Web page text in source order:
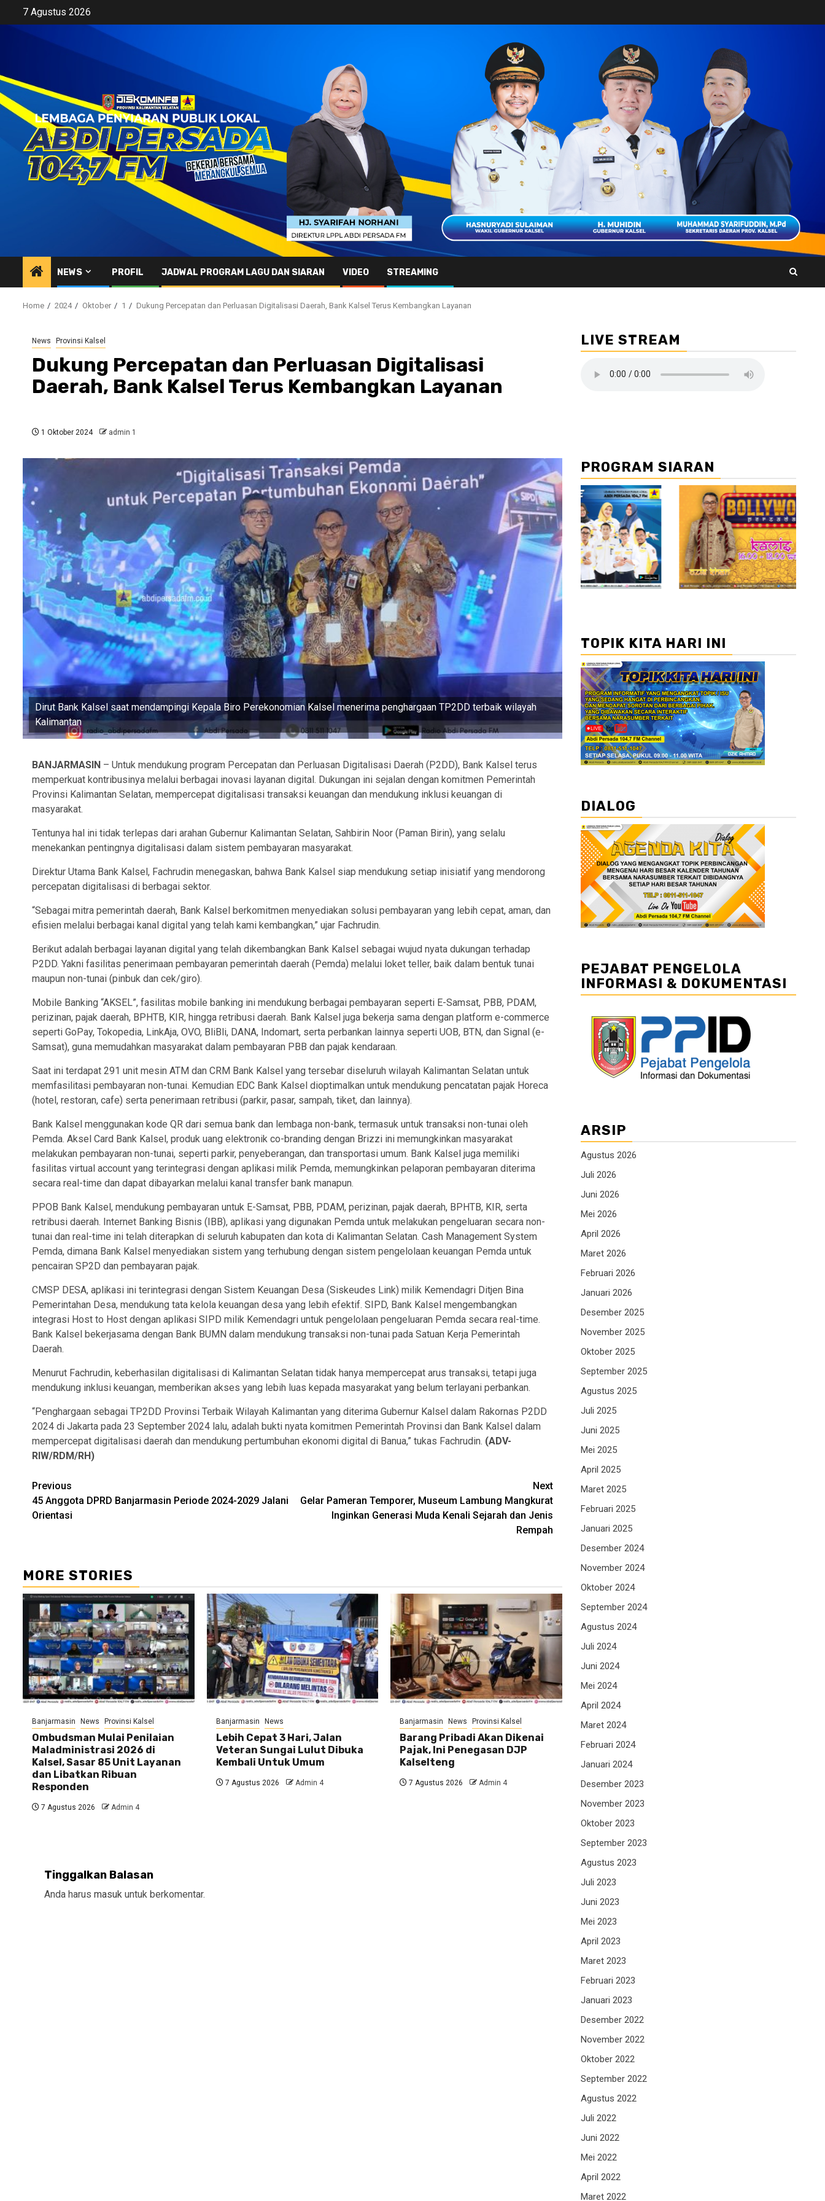
content
7 Agustus 2026
NEWS PROFIL JADWAL PROGRAM LAGU DAN SIARAN VIDEO STREAMING
Home 2024 Oktober 1 Dukung Percepatan dan Perluasan Digitalisasi Daerah, Bank Kalsel Terus Kembangkan Layanan
News Provinsi Kalsel
Dukung Percepatan dan Perluasan Digitalisasi
Daerah, Bank Kalsel Terus Kembangkan Layanan
1 Oktober 2024 admin 1
Dirut Bank Kalsel saat mendampingi Kepala Biro Perekonomian Kalsel menerima penghargaan TP2DD terbaik wilayah
Kalimantan
BANJARMASIN – Untuk mendukung program Percepatan dan Perluasan Digitalisasi Daerah (P2DD), Bank Kalsel terus
memperkuat kontribusinya melalui berbagai inovasi layanan digital. Dukungan ini sejalan dengan komitmen Pemerintah
Provinsi Kalimantan Selatan, mempercepat digitalisasi transaksi keuangan dan mendukung inklusi keuangan di
masyarakat.
Tentunya hal ini tidak terlepas dari arahan Gubernur Kalimantan Selatan, Sahbirin Noor (Paman Birin), yang selalu
menekankan pentingnya digitalisasi dalam sistem pembayaran masyarakat.
Direktur Utama Bank Kalsel, Fachrudin menegaskan, bahwa Bank Kalsel siap mendukung setiap inisiatif yang mendorong
percepatan digitalisasi di berbagai sektor.
“Sebagai mitra pemerintah daerah, Bank Kalsel berkomitmen menyediakan solusi pembayaran yang lebih cepat, aman, dan
efisien melalui berbagai kanal digital yang telah kami kembangkan,” ujar Fachrudin.
Berikut adalah berbagai layanan digital yang telah dikembangkan Bank Kalsel sebagai wujud nyata dukungan terhadap
P2DD. Yakni fasilitas penerimaan pembayaran pemerintah daerah (Pemda) melalui loket teller, baik dalam bentuk tunai
maupun non-tunai (pinbuk dan cek/giro).
Mobile Banking “AKSEL”, fasilitas mobile banking ini mendukung berbagai pembayaran seperti E-Samsat, PBB, PDAM,
perizinan, pajak daerah, BPHTB, KIR, hingga retribusi daerah. Bank Kalsel juga bekerja sama dengan platform e-commerce
seperti GoPay, Tokopedia, LinkAja, OVO, BliBli, DANA, Indomart, serta perbankan lainnya seperti UOB, BTN, dan Signal (e-
Samsat), guna memudahkan masyarakat dalam pembayaran PBB dan pajak kendaraan.
Saat ini terdapat 291 unit mesin ATM dan CRM Bank Kalsel yang tersebar diseluruh wilayah Kalimantan Selatan untuk
memfasilitasi pembayaran non-tunai. Kemudian EDC Bank Kalsel dioptimalkan untuk mendukung pencatatan pajak Horeca
(hotel, restoran, cafe) serta penerimaan retribusi (parkir, pasar, sampah, tiket, dan lainnya).
Bank Kalsel menggunakan kode QR dari semua bank dan lembaga non-bank, termasuk untuk transaksi non-tunai oleh
Pemda. Aksel Card Bank Kalsel, produk uang elektronik co-branding dengan Brizzi ini memungkinkan masyarakat
melakukan pembayaran non-tunai, seperti parkir, penyeberangan, dan transportasi umum. Bank Kalsel juga memiliki
fasilitas virtual account yang terintegrasi dengan aplikasi milik Pemda, memungkinkan pelaporan pembayaran diterima
secara real-time dan dapat dibayarkan melalui kanal transfer bank manapun.
PPOB Bank Kalsel, mendukung pembayaran untuk E-Samsat, PBB, PDAM, perizinan, pajak daerah, BPHTB, KIR, serta
retribusi daerah. Internet Banking Bisnis (IBB), aplikasi yang digunakan Pemda untuk melakukan pengeluaran secara non-
tunai dan real-time ini telah diterapkan di seluruh kabupaten dan kota di Kalimantan Selatan. Cash Management System
Pemda, dimana Bank Kalsel menyediakan sistem yang terhubung dengan sistem pengelolaan keuangan Pemda untuk
pencairan SP2D dan pembayaran pajak.
CMSP DESA, aplikasi ini terintegrasi dengan Sistem Keuangan Desa (Siskeudes Link) milik Kemendagri Ditjen Bina
Pemerintahan Desa, mendukung tata kelola keuangan desa yang lebih efektif. SIPD, Bank Kalsel mengembangkan
integrasi Host to Host dengan aplikasi SIPD milik Kemendagri untuk pengelolaan pengeluaran Pemda secara real-time.
Bank Kalsel bekerjasama dengan Bank BUMN dalam mendukung transaksi non-tunai pada Satuan Kerja Pemerintah
Daerah.
Menurut Fachrudin, keberhasilan digitalisasi di Kalimantan Selatan tidak hanya mempercepat arus transaksi, tetapi juga
mendukung inklusi keuangan, memberikan akses yang lebih luas kepada masyarakat yang belum terlayani perbankan.
“Penghargaan sebagai TP2DD Provinsi Terbaik Wilayah Kalimantan yang diterima Gubernur Kalsel dalam Rakornas P2DD
2024 di Jakarta pada 23 September 2024 lalu, adalah bukti nyata komitmen Pemerintah Provinsi dan Bank Kalsel dalam
mempercepat digitalisasi daerah dan mendukung pertumbuhan ekonomi digital di Banua,” tukas Fachrudin. (ADV-
RIW/RDM/RH)
Continue
Reading
Previous
45 Anggota DPRD Banjarmasin Periode 2024-2029 Jalani
Orientasi
Next
Gelar Pameran Temporer, Museum Lambung Mangkurat
Inginkan Generasi Muda Kenali Sejarah dan Jenis
Rempah
MORE STORIES
Banjarmasin News Provinsi Kalsel
Ombudsman Mulai Penilaian
Maladministrasi 2026 di
Kalsel, Sasar 85 Unit Layanan
dan Libatkan Ribuan
Responden
7 Agustus 2026 Admin 4
Banjarmasin News
Lebih Cepat 3 Hari, Jalan
Veteran Sungai Lulut Dibuka
Kembali Untuk Umum
7 Agustus 2026 Admin 4
Banjarmasin News Provinsi Kalsel
Barang Pribadi Akan Dikenai
Pajak, Ini Penegasan DJP
Kalselteng
7 Agustus 2026 Admin 4
Tinggalkan Balasan
Anda harus masuk untuk berkomentar.
LIVE STREAM
PROGRAM SIARAN
//1 //2
TOPIK KITA HARI INI
DIALOG
PEJABAT PENGELOLA
INFORMASI & DOKUMENTASI
ARSIP
Agustus 2026
Juli 2026
Juni 2026
Mei 2026
April 2026
Maret 2026
Februari 2026
Januari 2026
Desember 2025
November 2025
Oktober 2025
September 2025
Agustus 2025
Juli 2025
Juni 2025
Mei 2025
April 2025
Maret 2025
Februari 2025
Januari 2025
Desember 2024
November 2024
Oktober 2024
September 2024
Agustus 2024
Juli 2024
Juni 2024
Mei 2024
April 2024
Maret 2024
Februari 2024
Januari 2024
Desember 2023
November 2023
Oktober 2023
September 2023
Agustus 2023
Juli 2023
Juni 2023
Mei 2023
April 2023
Maret 2023
Februari 2023
Januari 2023
Desember 2022
November 2022
Oktober 2022
September 2022
Agustus 2022
Juli 2022
Juni 2022
Mei 2022
April 2022
Maret 2022